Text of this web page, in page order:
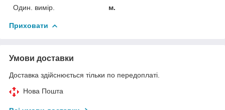
Один. вимір.
м.
Приховати
Умови доставки
Доставка здійснюється тільки по передоплаті.
Нова Пошта